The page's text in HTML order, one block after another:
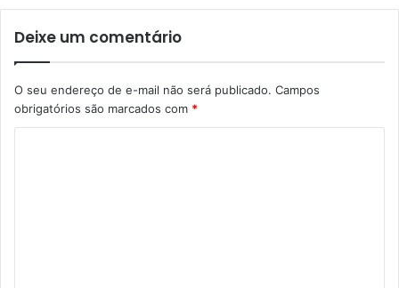
Deixe um comentário
O seu endereço de e-mail não será publicado. Campos
obrigatórios são marcados com *